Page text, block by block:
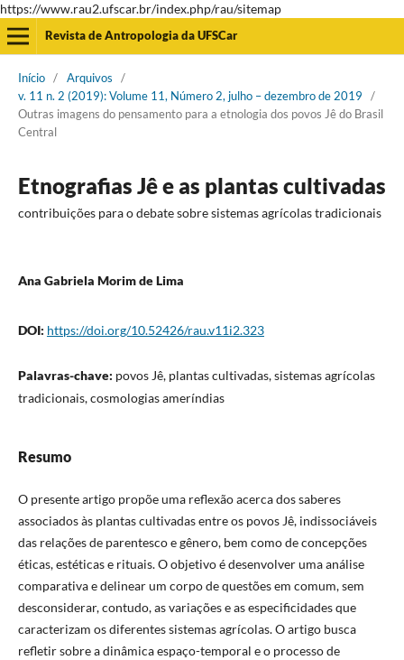
https://www.rau2.ufscar.br/index.php/rau/sitemap
Revista de Antropologia da UFSCar
Início / Arquivos
/
v. 11 n. 2 (2019): Volume 11, Número 2, julho – dezembro de 2019
/
Outras imagens do pensamento para a etnologia dos povos Jê do Brasil
Central
Etnografias Jê e as plantas cultivadas
contribuições para o debate sobre sistemas agrícolas tradicionais
Ana Gabriela Morim de Lima
DOI: https://doi.org/10.52426/rau.v11i2.323
Palavras-chave: povos Jê, plantas cultivadas, sistemas agrícolas
tradicionais, cosmologias ameríndias
Resumo
O presente artigo propõe uma reflexão acerca dos saberes
associados às plantas cultivadas entre os povos Jê, indissociáveis
das relações de parentesco e gênero, bem como de concepções
éticas, estéticas e rituais. O objetivo é desenvolver uma análise
comparativa e delinear um corpo de questões em comum, sem
desconsiderar, contudo, as variações e as especificidades que
caracterizam os diferentes sistemas agrícolas. O artigo busca
refletir sobre a dinâmica espaço-temporal e o processo de